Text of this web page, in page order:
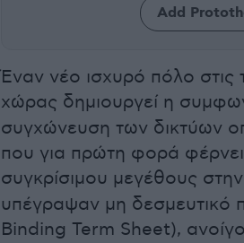
Add
Έναν νέο ισχυρό πόλο στις
χώρας δημιουργεί η
συγχώνευση των δικτύων
που για πρώτη φορά
συγκρίσιμου μεγέθους
υπέγραψαν μη δεσμευτικό
Binding Term Sheet),